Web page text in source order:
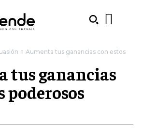
Aumenta tus ganancias con estos
tus ganancias
poderosos